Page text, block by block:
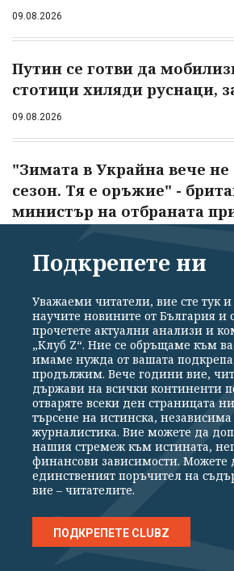
09.08.2026
Путин се готви да
стотици хиляди руснаци,
09.08.2026
"Зимата в Украйна вече не
сезон. Тя е оръжие" -
министър на отбраната
09.08.2026
AI създаде жизнеспособни
не съществуват в
09.08.2026
НАЙ-ЧЕТЕНИ
Дъжд и гръмотевици в 4
Подкрепете ни
Уважаеми читатели, вие сте тук
научите новините от България и
прочетете актуални анализи и
„Клуб Z“. Ние се обръщаме към
имаме нужда от вашата
продължим. Вече години вие,
държави на всички континенти
отваряте всеки ден страницата
търсене на истинска, независима
журналистика. Вие можете да
нашия стремеж към истината,
финансови зависимости. Можете
единственият поръчител на
вие – читателите.
ПОДКРЕПЕТЕ CLUBZ